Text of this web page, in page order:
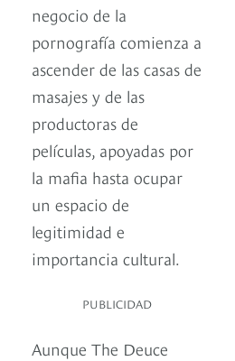
negocio de la
pornografía comienza a
ascender de las casas de
masajes y de las
productoras de
películas, apoyadas por
la mafia hasta ocupar
un espacio de
legitimidad e
importancia cultural.
PUBLICIDAD
Aunque The Deuce